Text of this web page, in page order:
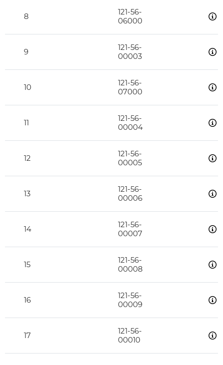
8
121-56-
06000
9
121-56-
00003
10
121-56-
07000
11
121-56-
00004
12
121-56-
00005
13
121-56-
00006
14
121-56-
00007
15
121-56-
00008
16
121-56-
00009
17
121-56-
00010